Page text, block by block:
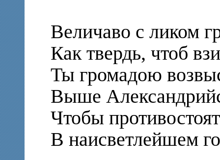
Величаво с ликом
Как твердь, чтоб
Ты громадою
Выше
Чтобы
В наисветлейшем